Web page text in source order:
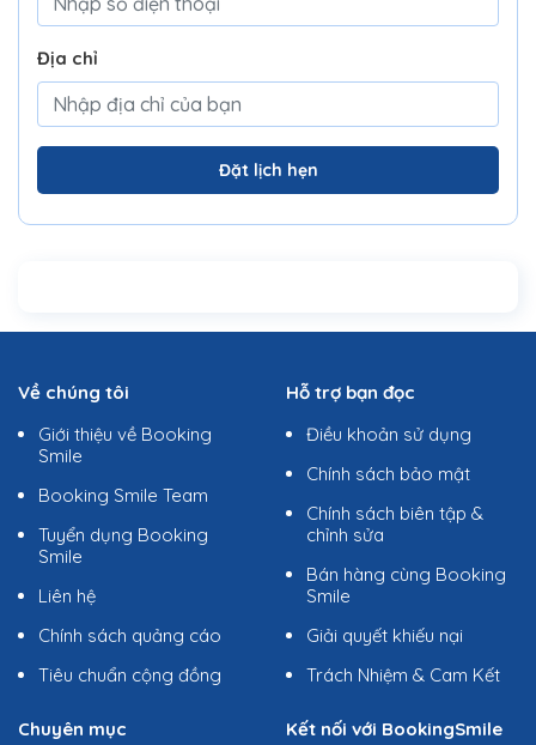
Địa chỉ
Đặt lịch hẹn
Về chúng tôi
Giới thiệu về Booking
Smile
Booking Smile Team
Tuyển dụng Booking
Smile
Liên hệ
Chính sách quảng cáo
Tiêu chuẩn cộng đồng
Hỗ trợ bạn đọc
Điều khoản sử dụng
Chính sách bảo mật
Chính sách biên tập &
chỉnh sửa
Bán hàng cùng Booking
Smile
Giải quyết khiếu nại
Trách Nhiệm & Cam Kết
Chuyên mục
Kết nối với BookingSmile